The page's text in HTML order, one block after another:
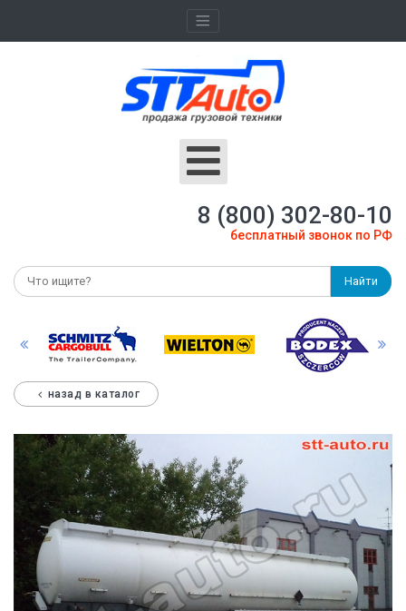
8 (800) 302-80-10
бесплатный звонок по РФ
Найти
назад в каталог